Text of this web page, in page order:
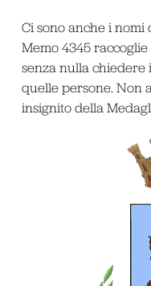
Ci sono anche i nomi
Memo 4345
senza nulla chiedere
quelle persone. Non
insignito della